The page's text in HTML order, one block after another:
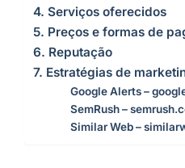
4. Serviços oferecidos
5. Preços e formas de
6. Reputação
7. Estratégias de
Google Alerts –
SemRush –
Similar Web –